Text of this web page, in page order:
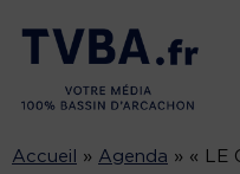
Accueil » Agenda » « LE